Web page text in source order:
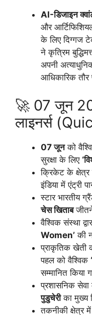
AI-डिजाइन
और
के लिए दिग्गज
ने कृत्रिम
अपनी
आधिकारिक तौर
🚀 07 जून
लाइनर्स
07 जूनको
सुरक्षा के लिए
क्रिकेट के क्षेत्र
इंडिया में एंट्री
स्टार भारतीय
चेस खिताब
वैश्विक संस्था
Women’ की
प्राकृतिक खेती
पहल को वैश्विक
सम्मानित किया
प्रशासनिक सेवा
पुडुचेरीका मुख्य
तकनीकी क्षेत्र